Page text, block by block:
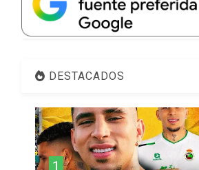
DESTACADOS
1